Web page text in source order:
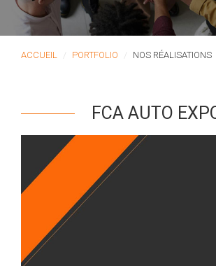
ACCUEIL PORTFOLIO NOS RÉALISATIONS
FCA AUTO